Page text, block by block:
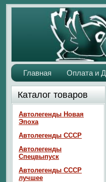
Главная Оплата и
Каталог товаров
Автолегенды Новая
Эпоха
Автолегенды СССР
Автолегенды
Спецвыпуск
Автолегенды СССР
лучшее